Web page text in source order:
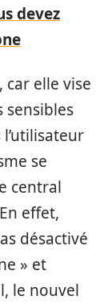
devez
elle vise
sensibles
se
central
effet,
désactivé
» et
le nouvel